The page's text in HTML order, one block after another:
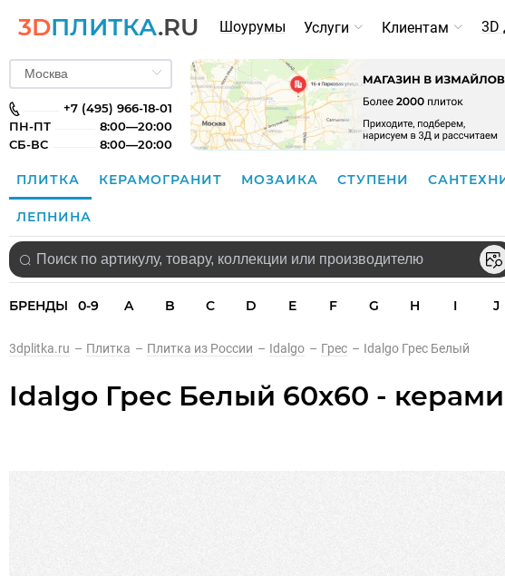
3DПЛИТКА.RU Шоурумы Услуги Клиентам 3D
+7 (495) 966-18-01
ПН-ПТ
8:00—20:00
СБ-ВС
8:00—20:00
ПЛИТКА КЕРАМОГРАНИТ МОЗАИКА СТУПЕНИ
ЛЕПНИНА
БРЕНДЫ 0-9 A B C D E F G H I J
3dplitka.ru – Плитка – Плитка из России – Idalgo – Грес – Idalgo Грес Белый
Idalgo Грес Белый 60x60 -